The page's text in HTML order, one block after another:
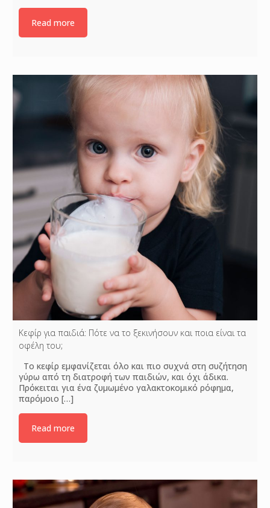
Read more
Κεφίρ για παιδιά: Πότε να το ξεκινήσουν και ποια είναι τα
οφέλη του;
Το κεφίρ εμφανίζεται όλο και πιο συχνά στη συζήτηση
γύρω από τη διατροφή των παιδιών, και όχι άδικα.
Πρόκειται για ένα ζυμωμένο γαλακτοκομικό ρόφημα,
παρόμοιο […]
Read more